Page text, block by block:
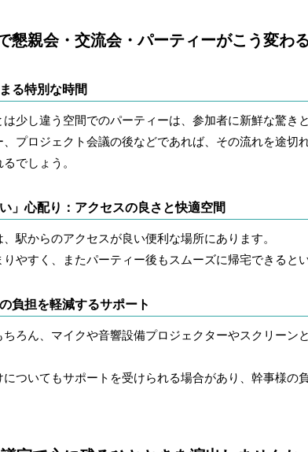
懇親会・交流会・パーティーがこう変わる
る特別な時間
少し違う空間でのパーティーは、参加者に新鮮な驚き
プロジェクト会議の後などであれば、その流れを途
でしょう。
」心配り：アクセスの良さと快適空間
駅からのアクセスが良い便利な場所にあります。
やすく、またパーティー後もスムーズに帰宅できると
負担を軽減するサポート
ろん、マイクや音響設備プロジェクターやスクリー
ついてもサポートを受けられる場合があり、幹事様の